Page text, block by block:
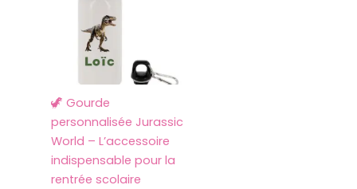
🦖 Gourde
personnalisée Jurassic
World – L’accessoire
indispensable pour la
rentrée scolaire